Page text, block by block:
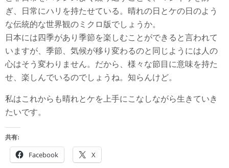
ぎ、日常にハリを持たせている。晴れの日とケの日のよう
な伝統的な世界観のミクロ版でしょうか。
日本には四季があり季節を楽しむことができると言われて
いますが、季節、気候が移り変わるのと同じようには人の
心はそう変わりません。だから、様々な節目に意味を持た
せ、楽しんでいるのでしょうね。知らんけど。
私はこれからも晴れとケを上手にこなしながら生きていき
たいです。
共有:
Facebook X